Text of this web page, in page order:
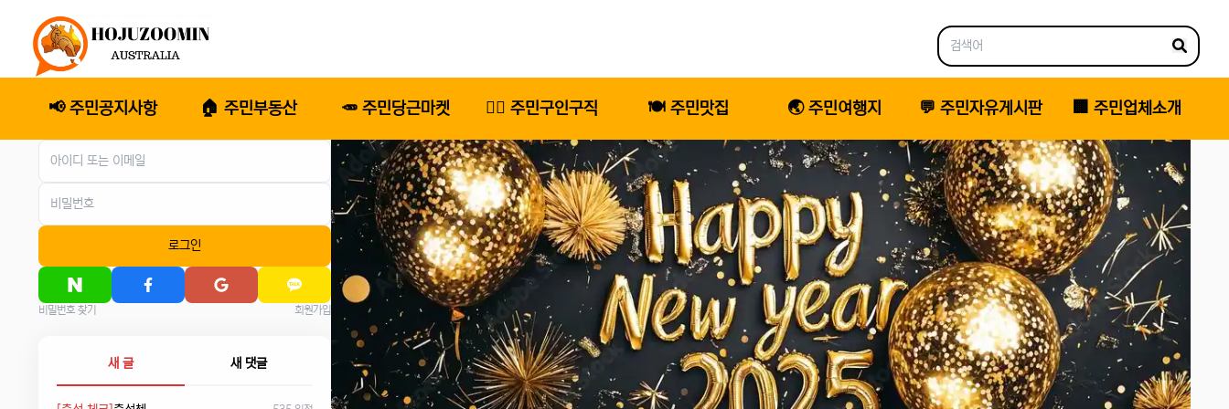
📢 주민공지사항 🏠 주민부동산 🥕 주민당근마켓 🕵️‍♂️ 주민구인구직 🍽️ 주민맛집 🌏 주민여행지 💬 주민자유게시판 🏢 주민업체소개
로그인
비밀번호 찾기 회원가입
새 글 새 댓글